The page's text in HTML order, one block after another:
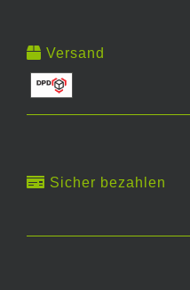
Versand
Sicher bezahlen